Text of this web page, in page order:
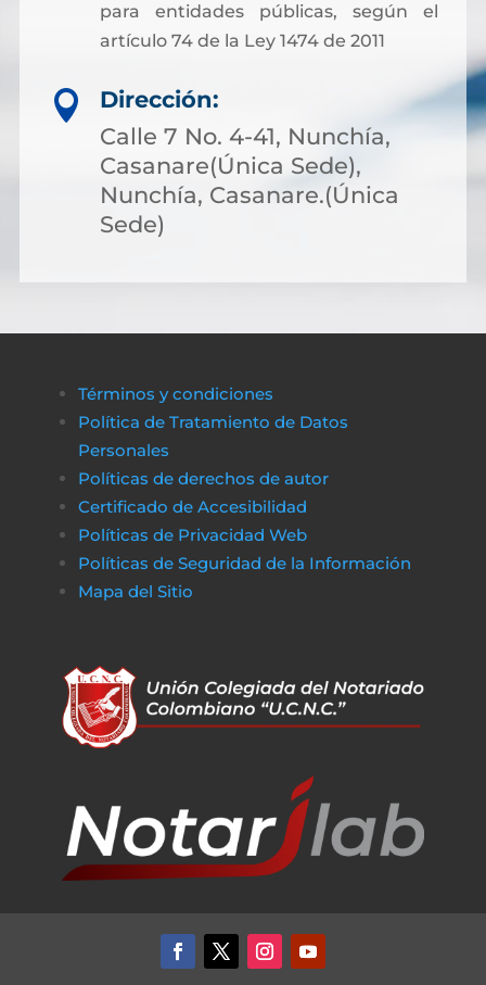
para entidades públicas, según el
artículo 74 de la Ley 1474 de 2011

Dirección:
Calle 7 No. 4-41, Nunchía,
Casanare(Única Sede),
Nunchía, Casanare.(Única
Sede)
Términos y condiciones
Política de Tratamiento de Datos
Personales
Políticas de derechos de autor
Certificado de Accesibilidad
Políticas de Privacidad Web
Políticas de Seguridad de la Información
Mapa del Sitio